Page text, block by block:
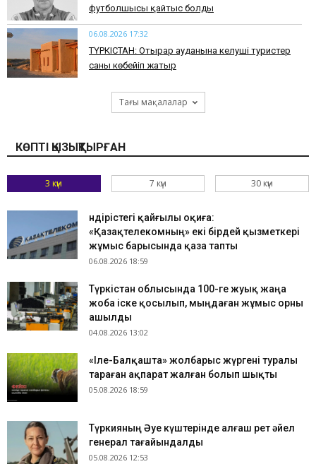
футболшысы қайтыс болды
06.08.2026 17:32
ТҮРКІСТАН: Отырар ауданына келуші туристер
саны көбейіп жатыр
Тағы мақалалар
КӨПТІ ҚЫЗЫҚТЫРҒАН
3 күн 7 күн 30 күн
Өндірістегі қайғылы оқиға:
«Қазақтелекомның» екі бірдей қызметкері
жұмыс барысында қаза тапты
06.08.2026 18:59
Түркістан облысында 100-ге жуық жаңа
жоба іске қосылып, мыңдаған жұмыс орны
ашылды
04.08.2026 13:02
«Іле-Балқашта» жолбарыс жүргені туралы
тараған ақпарат жалған болып шықты
05.08.2026 18:59
Түркияның Әуе күштерінде алғаш рет әйел
генерал тағайындалды
05.08.2026 12:53